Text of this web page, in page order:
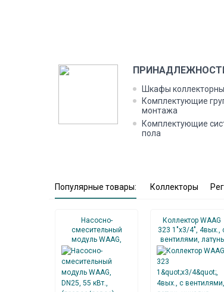
Шка­фы
Ком­плек­ту­ющие
мон­та­жа
Ком­плек­ту­ющие
по­ла
Популярные товары: Коллекторы
Насосно-
смесительный
модуль WAAG,
DN25, 55 кВт.,
(правое/левое),
универсальный
Коллектор WAAG
323 1"х3/4", 4вых.,
вентилями, латунь
никелир.